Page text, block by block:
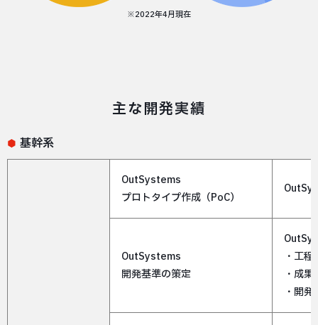
※2022年4月現在
主な開発実績
基幹系
OutSystems
プロトタイプ作成（PoC）
OutSystems
開発基準の策定
・工
・成
・開